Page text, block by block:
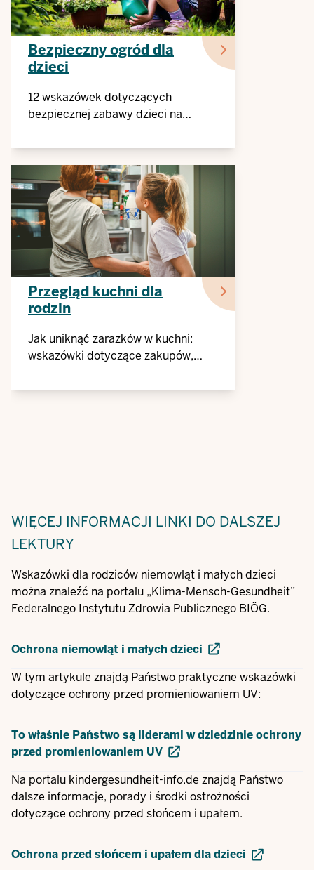
Bezpieczny ogród dla
dzieci
12 wskazówek dotyczących
bezpiecznej zabawy dzieci na
Przegląd kuchni dla
rodzin
Jak uniknąć zarazków w kuchni:
wskazówki dotyczące zakupów,
posiłków
WIĘCEJ INFORMACJI LINKI DO DALSZEJ
LEKTURY
Wskazówki dla rodziców niemowląt i małych dzieci
można znaleźć na portalu „Klima-Mensch-Gesundheit”
Federalnego Instytutu Zdrowia Publicznego BIÖG.
Ochrona niemowląt i małych dzieci
W tym artykule znajdą Państwo praktyczne wskazówki
dotyczące ochrony przed promieniowaniem UV:
To właśnie Państwo są liderami w dziedzinie ochrony
przed promieniowaniem UV
Na portalu kindergesundheit-info.de znajdą Państwo
dalsze informacje, porady i środki ostrożności
dotyczące ochrony przed słońcem i upałem.
Ochrona przed słońcem i upałem dla dzieci